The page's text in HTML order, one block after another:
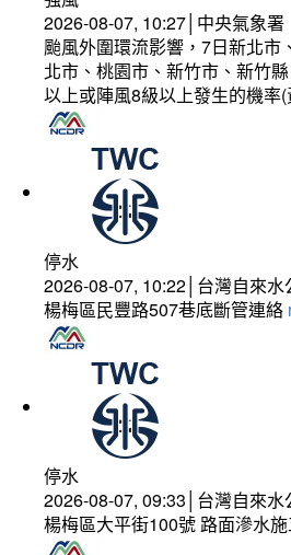
2026-08-07, 10:27│中央氣象署
颱風外圍環流影響，7日新北
北市、桃園市、新竹市、新竹
以上或陣風8級以上發生的機率
停水
2026-08-07, 10:22│台灣自來水
楊梅區民豐路507巷底斷管連絡
停水
2026-08-07, 09:33│台灣自來水
楊梅區大平街100號 路面滲水